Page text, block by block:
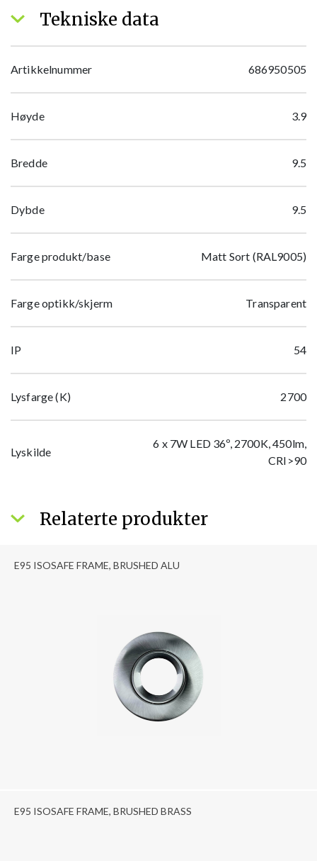
Tekniske data
Artikkelnummer 686950505
Høyde 3.9
Bredde 9.5
Dybde 9.5
Farge produkt/base Matt Sort (RAL9005)
Farge optikk/skjerm Transparent
IP 54
Lysfarge (K) 2700
Lyskilde
6 x 7W LED 36º, 2700K, 450lm,
CRI>90
Relaterte produkter
E95 ISOSAFE FRAME, BRUSHED ALU
E95 ISOSAFE FRAME, BRUSHED BRASS